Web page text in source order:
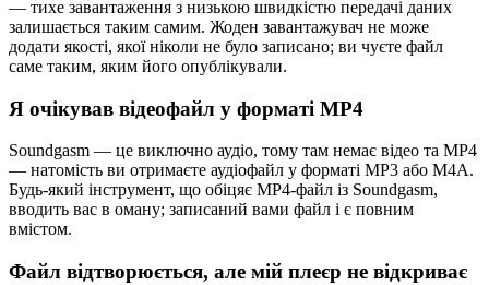
— тихе завантаження з низькою швидкістю передачі даних
залишається таким самим. Жоден завантажувач не може
додати якості, якої ніколи не було записано; ви чуєте файл
саме таким, яким його опублікували.
Я очікував відеофайл у форматі MP4
Soundgasm — це виключно аудіо, тому там немає відео та MP4
— натомість ви отримаєте аудіофайл у форматі MP3 або M4A.
Будь-який інструмент, що обіцяє MP4-файл із Soundgasm,
вводить вас в оману; записаний вами файл і є повним
вмістом.
Файл відтворюється, але мій плеєр не відкриває